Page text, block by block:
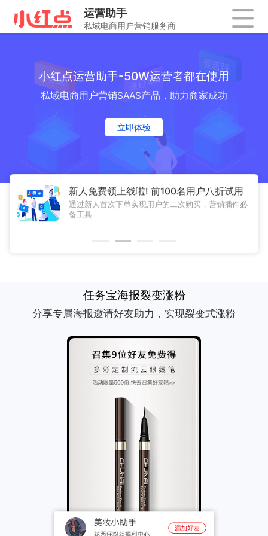
小红点运营助手-50W运营者都在使用
私域电商用户营销SAAS产品，助力商家成功
立即体验
新人免费领上线啦! 前100名用户八折试用
通过新人首次下单实现用户的二次购买，营销插件必
备工具
任务宝海报裂变涨粉
分享专属海报邀请好友助力，实现裂变式涨粉